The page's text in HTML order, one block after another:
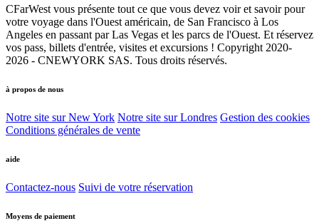
CFarWest vous présente tout ce que vous devez voir et savoir pour
votre voyage dans l'Ouest américain, de San Francisco à Los
Angeles en passant par Las Vegas et les parcs de l'Ouest. Et réservez
vos pass, billets d'entrée, visites et excursions ! Copyright 2020-
2026 - CNEWYORK SAS. Tous droits réservés.
à propos de nous
Notre site sur New York Notre site sur Londres Gestion des cookies
Conditions générales de vente
aide
Contactez-nous Suivi de votre réservation
Moyens de paiement